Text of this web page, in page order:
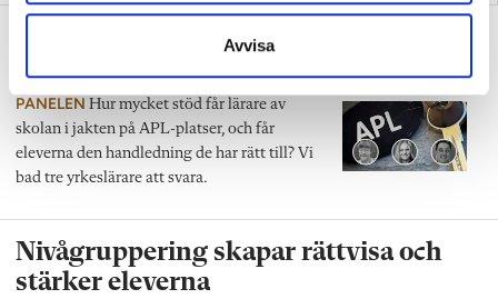
Avvisa
Tre lärare om det svåra uppdraget:
APL
PANELEN Hur mycket stöd får lärare av
skolan i jakten på APL-platser, och får
eleverna den handledning de har rätt till? Vi
bad tre yrkeslärare att svara.
Nivågruppering skapar rättvisa och
stärker eleverna